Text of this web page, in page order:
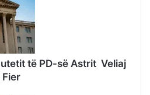
të PD-së Astrit Veliaj
Fier